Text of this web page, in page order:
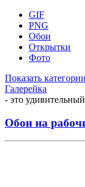
GIF
PNG
Обои
Открытки
Фото
Показать категории
Галерейка
- это
Обои на